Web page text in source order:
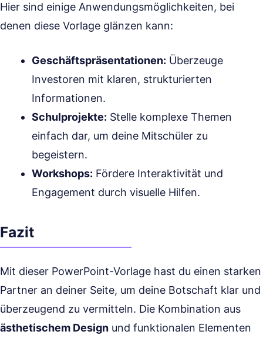
Hier sind einige Anwendungsmöglichkeiten, bei
denen diese Vorlage glänzen kann:
Geschäftspräsentationen: Überzeuge
Investoren mit klaren, strukturierten
Informationen.
Schulprojekte: Stelle komplexe Themen
einfach dar, um deine Mitschüler zu
begeistern.
Workshops: Fördere Interaktivität und
Engagement durch visuelle Hilfen.
Fazit
Mit dieser PowerPoint-Vorlage hast du einen starken
Partner an deiner Seite, um deine Botschaft klar und
überzeugend zu vermitteln. Die Kombination aus
ästhetischem Design und funktionalen Elementen